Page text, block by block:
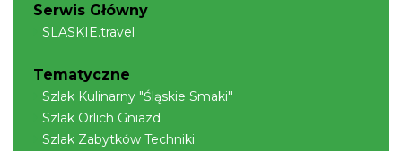
Serwis Główny
SLASKIE.travel
Tematyczne
Szlak Kulinarny "Śląskie Smaki"
Szlak Orlich Gniazd
Szlak Zabytków Techniki